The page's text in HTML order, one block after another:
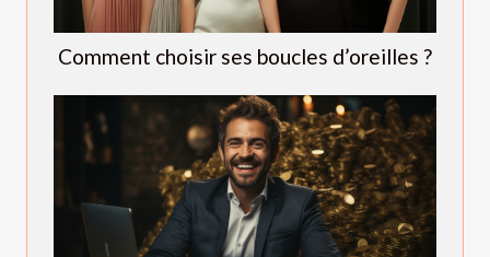
Comment choisir ses boucles d’oreilles ?